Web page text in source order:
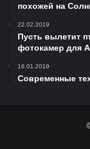
похожей на
22.02.2019
Пусть вылетит
фотокамер для
16.01.2019
Современные